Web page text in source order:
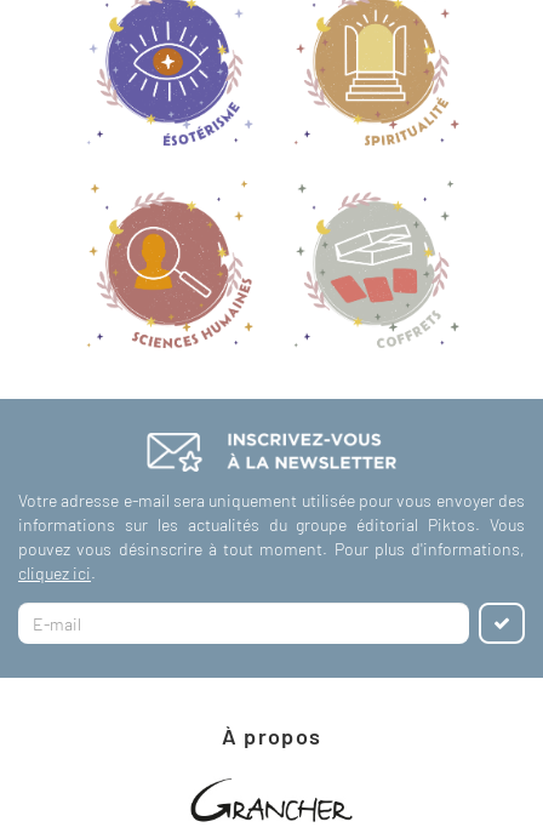
Votre adresse e-mail sera uniquement utilisée pour vous envoyer des
informations sur les actualités du groupe éditorial Piktos. Vous
pouvez vous désinscrire à tout moment. Pour plus d'informations,
cliquez ici.
À propos